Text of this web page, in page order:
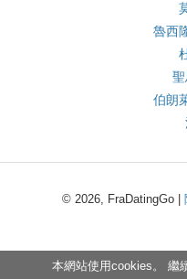
魯西
伯朗
© 2026, FraDatingGo |
本網站使用cookies。 繼